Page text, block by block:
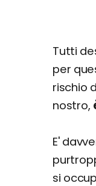
Tutti
per
rischio
nostro,
E'
si